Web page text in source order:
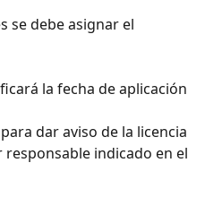
se debe asignar el
la fecha de aplicación
dar aviso de la licencia
indicado en el